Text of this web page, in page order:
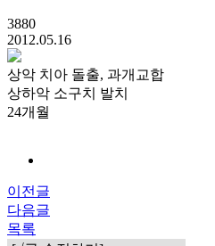
3880
2012.05.16
상악 치아 돌출, 과개교합
상하악 소구치 발치
24개월
이전글
다음글
목록